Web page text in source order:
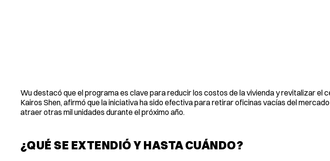
Wu destacó que el programa es clave para reducir los costos de la vivienda y revitalizar el
Kairos Shen, afirmó que la iniciativa ha sido efectiva para retirar oficinas vacías del
atraer otras mil unidades durante el próximo año.
¿QUÉ SE EXTENDIÓ Y HASTA CUÁNDO?